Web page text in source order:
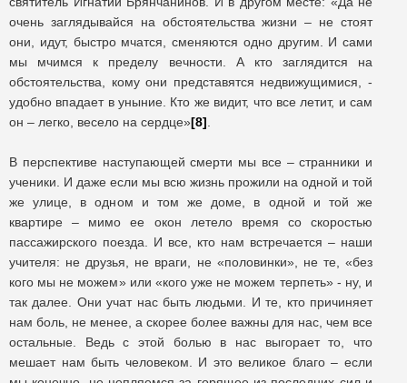
очень заглядывайся на обстоятельства жизни – не стоят
они, идут, быстро мчатся, сменяются одно другим. И сами
мы мчимся к пределу вечности. А кто заглядится на
обстоятельства, кому они представятся недвижущимися, -
удобно впадает в уныние. Кто же видит, что все летит, и сам
он – легко, весело на сердце»[8]
В перспективе наступающей смерти мы все – странники и
ученики. И даже если мы всю жизнь прожили на одной и той
же улице, в одном и том же доме, в одной и той же
квартире – мимо ее окон летело время со скоростью
пассажирского поезда. И все, кто нам встречается – наши
учителя: не друзья, не враги, не «половинки», не те, «без
кого мы не можем» или «кого уже не можем терпеть» - ну, и
так далее. Они учат нас быть людьми. И те, кто причиняет
нам боль, не менее, а скорее более важны для нас, чем все
остальные. Ведь с этой болью в нас выгорает то, что
мешает нам быть человеком. И это великое благо – если